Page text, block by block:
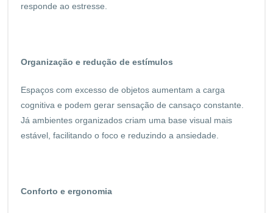
responde ao estresse.
Organização e redução de estímulos
Espaços com excesso de objetos aumentam a carga
cognitiva e podem gerar sensação de cansaço constante.
Já ambientes organizados criam uma base visual mais
estável, facilitando o foco e reduzindo a ansiedade.
Conforto e ergonomia